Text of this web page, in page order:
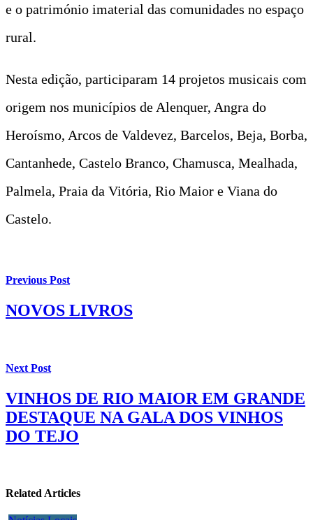
e o património imaterial das comunidades no espaço
rural.
Nesta edição, participaram 14 projetos musicais com
origem nos municípios de Alenquer, Angra do
Heroísmo, Arcos de Valdevez, Barcelos, Beja, Borba,
Cantanhede, Castelo Branco, Chamusca, Mealhada,
Palmela, Praia da Vitória, Rio Maior e Viana do
Castelo.
Previous Post
NOVOS LIVROS
Next Post
VINHOS DE RIO MAIOR EM GRANDE
DESTAQUE NA GALA DOS VINHOS
DO TEJO
Related Articles